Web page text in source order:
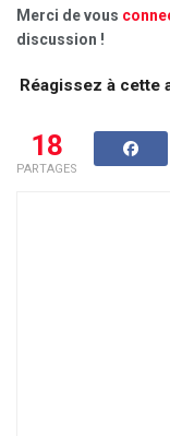
Merci de vous
discussion !
Réagissez à cette
18
PARTAGES